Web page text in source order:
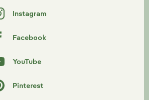
Instagram
Facebook
YouTube
Pinterest